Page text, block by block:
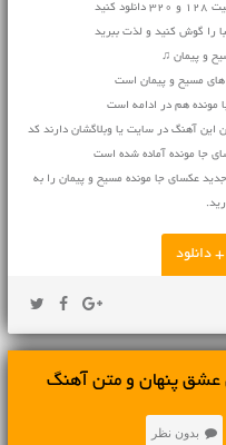
را گوش کنید و لذت ببرید
و پیمان ♫
مسیح و پیمان است
مونده هم در ادامه است
این آهنگ در سایت یا وبلاگشان دارند کد
جا مونده آماده شده است
عکسای جا مونده مسیح و پیمان را به
دانلود
عشق پنهان و متن آهنگ
بدون نظر